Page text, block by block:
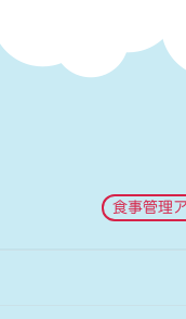
食事管理